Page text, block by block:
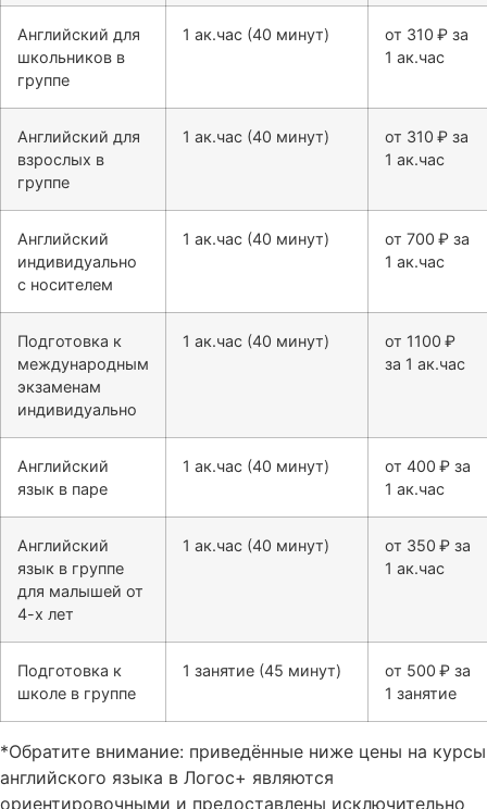
Английский для
школьников в
группе
1 ак.час (40 минут)
от 310 ₽ за
1 ак.час
Английский для
взрослых в
группе
1 ак.час (40 минут)
от 310 ₽ за
1 ак.час
Английский
индивидуально
с носителем
1 ак.час (40 минут)
от 700 ₽ за
1 ак.час
Подготовка к
международным
экзаменам
индивидуально
1 ак.час (40 минут)
от 1100 ₽
за 1 ак.час
Английский
язык в паре
1 ак.час (40 минут)
от 400 ₽ за
1 ак.час
Английский
язык в группе
для малышей от
4-х лет
1 ак.час (40 минут)
от 350 ₽ за
1 ак.час
Подготовка к
школе в группе
1 занятие (45 минут)
от 500 ₽ за
1 занятие
*Обратите внимание: приведённые ниже цены на курсы
английского языка в Логос+ являются
ориентировочными и предоставлены исключительно